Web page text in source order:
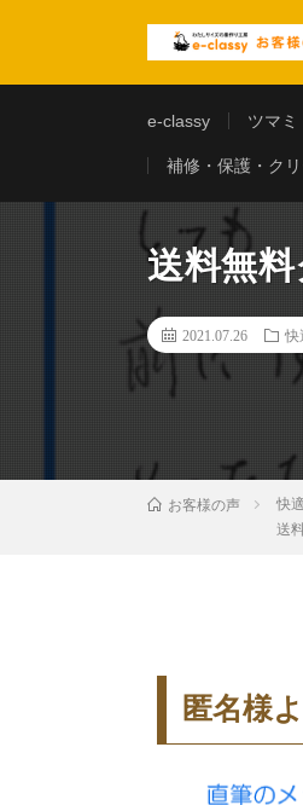
e-classy ツマミ
補修・保護・ク
送料無
2021.07.26 快
お客様の声 快
送
匿名様